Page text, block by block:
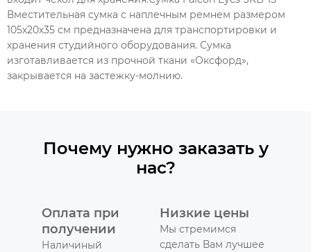
Вместительная сумка с наплечным ремнем размером
105х20х35 см предназначена для транспортировки и
хранения студийного оборудования. Сумка
изготавливается из прочной ткани «Оксфорд»,
закрывается на застежку-молнию.
Почему нужно заказать у
нас?
Оплата при
получении
Наличиный
Низкие цены
Мы стремимся
сделать Вам лучшее